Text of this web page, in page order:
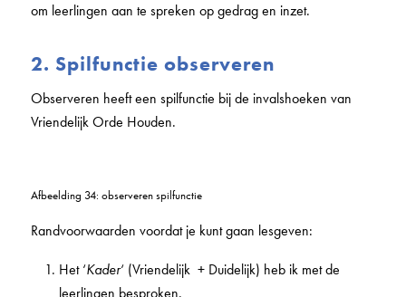
om leerlingen aan te spreken op gedrag en inzet.
2. Spilfunctie observeren
Observeren heeft een spilfunctie bij de invalshoeken van
Vriendelijk Orde Houden.
Afbeelding 34: observeren spilfunctie
Randvoorwaarden voordat je kunt gaan lesgeven:
Het ‘Kader‘ (Vriendelijk + Duidelijk) heb ik met de
leerlingen besproken.